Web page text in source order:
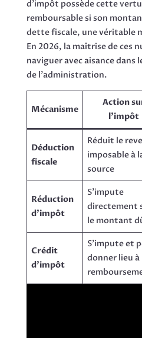
d’impôt possède cette vertu
remboursable si son
dette fiscale, une véritable
En 2026, la maîtrise de ces
naviguer avec aisance dans
de l’administration.
Mécanisme
Action
l'impôt
Déduction
fiscale
Réduit le
imposable à
source
Réduction
d'impôt
S'impute
directement
le montant
Crédit
d'impôt
S'impute et
donner lieu à